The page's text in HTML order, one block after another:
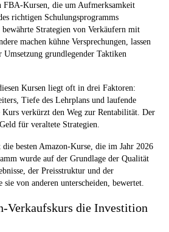
FBA-Kursen, die um Aufmerksamkeit
richtigen Schulungsprogramms
Strategien von Verkäufern mit
machen kühne Versprechungen, lassen
grundlegender Taktiken
Kursen liegt oft in drei Faktoren:
Tiefe des Lehrplans und laufende
verkürzt den Weg zur Rentabilität. Der
für veraltete Strategien.
besten Amazon-Kurse, die im Jahr 2026
wurde auf der Grundlage der Qualität
der Preisstruktur und der
von anderen unterscheiden, bewertet.
Verkaufskurs die Investition